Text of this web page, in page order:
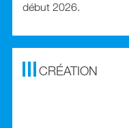
début 2026.
CRÉATION